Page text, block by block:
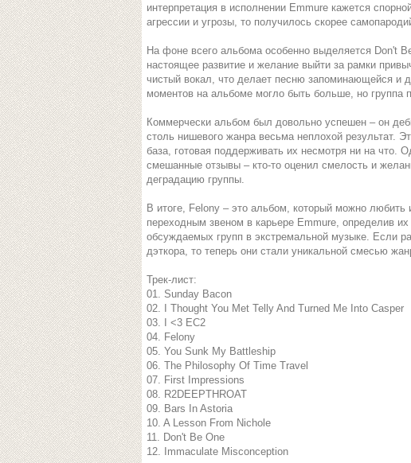
интерпретация в исполнении Emmure кажется
агрессии и угрозы, то получилось скорее
На фоне всего альбома особенно выделяется Don't
настоящее развитие и желание выйти за рамки
чистый вокал, что делает песню запоминающейся и
моментов на альбоме могло быть больше, но группа
Коммерчески альбом был довольно успешен – он
столь нишевого жанра весьма неплохой результат.
база, готовая поддерживать их несмотря ни на что.
смешанные отзывы – кто-то оценил смелость и
деградацию группы.
В итоге, Felony – это альбом, который можно любить
переходным звеном в карьере Emmure, определив
обсуждаемых групп в экстремальной музыке. Если
дэткора, то теперь они стали уникальной смесью
Трек-лист:
01. Sunday Bacon
02. I Thought You Met Telly And Turned Me Into Casper
03. I <3 EC2
04. Felony
05. You Sunk My Battleship
06. The Philosophy Of Time Travel
07. First Impressions
08. R2DEEPTHROAT
09. Bars In Astoria
10. A Lesson From Nichole
11. Don't Be One
12. Immaculate Misconception